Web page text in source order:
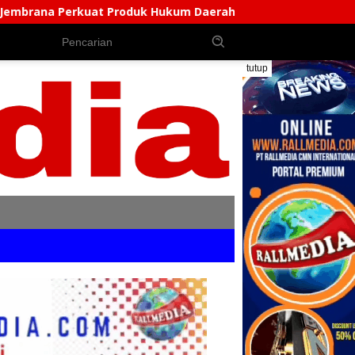
Daerah, Bentuk AKD Pembahas Ranperda Dan
tutup